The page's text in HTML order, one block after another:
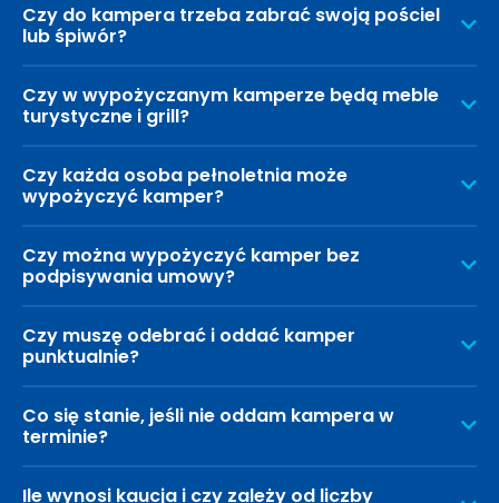
Czy do kampera trzeba zabrać swoją pościel
lub śpiwór?
Czy w wypożyczanym kamperze będą meble
turystyczne i grill?
Czy każda osoba pełnoletnia może
wypożyczyć kamper?
Czy można wypożyczyć kamper bez
podpisywania umowy?
Czy muszę odebrać i oddać kamper
punktualnie?
Co się stanie, jeśli nie oddam kampera w
terminie?
Ile wynosi kaucja i czy zależy od liczby